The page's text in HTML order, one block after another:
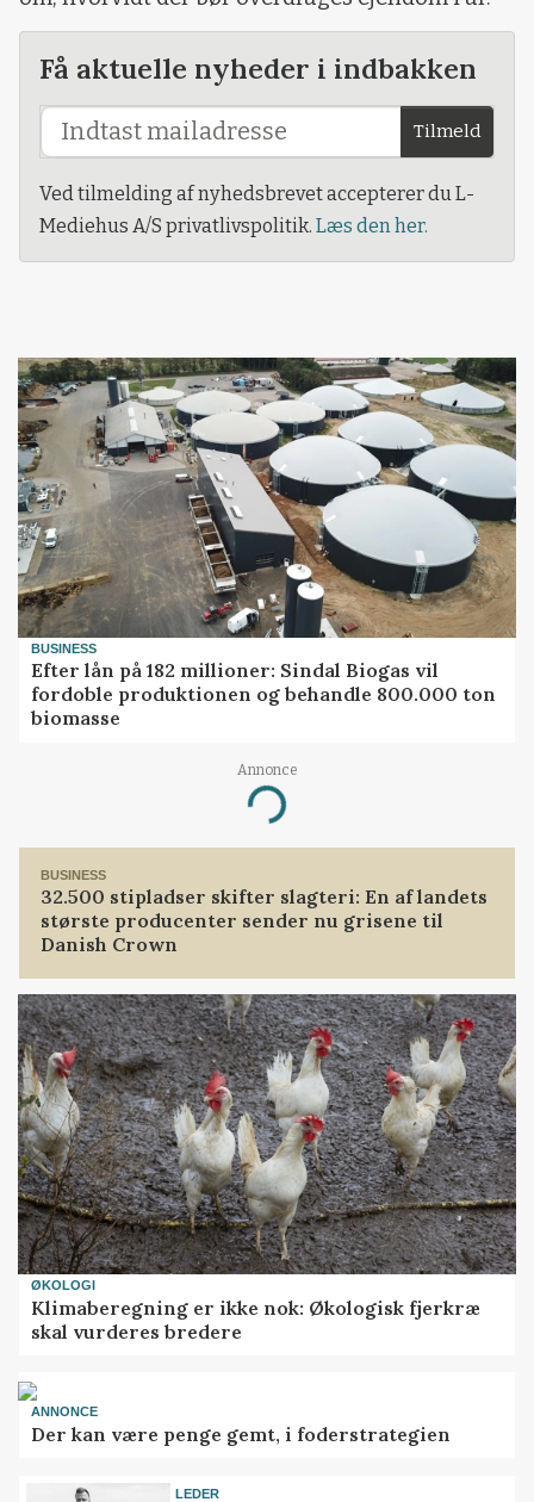
Få aktuelle nyheder i indbakken
Tilmeld
Ved tilmelding af nyhedsbrevet accepterer du L-
Mediehus A/S privatlivspolitik. Læs den her.
BUSINESS
Efter lån på 182 millioner: Sindal Biogas vil
fordoble produktionen og behandle 800.000 ton
biomasse
Annonce
Loading...
BUSINESS
32.500 stipladser skifter slagteri: En af landets
største producenter sender nu grisene til
Danish Crown
ØKOLOGI
Klimaberegning er ikke nok: Økologisk fjerkræ
skal vurderes bredere
ANNONCE
Der kan være penge gemt, i foderstrategien
LEDER